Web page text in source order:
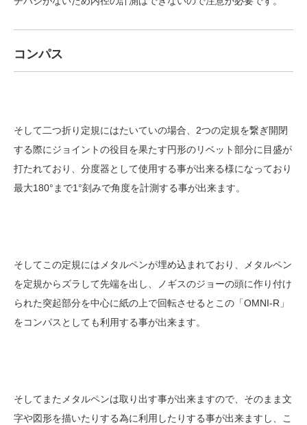
コンパス
そして二つ折り定規にはたいていの場合、2つの定規を繋ぎ開閉
する際にジョイントの役目を果たす円形のリベット部分に目盛が
打たれており、分度器として使用する事が出来る様になっており
最大180°まで1°刻みで角度を計測する事が出来ます。
そしてこの定規にはメタルペンが埋め込まれており、メタルペン
を定規からズラして先端を出し、ノギスのジョーの頭に作り付け
られた突起部分を中心に紙の上で回転させるとこの「OMNI-R」
をコンパスとしても利用する事が出来ます。
そしてまたメタルペンは取り出す事が出来ますので、そのまま文
字や図形を描いたりする為に利用したりする事が出来ますし、こ